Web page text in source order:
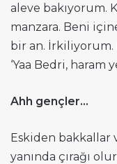
aleve bakıyorum.
manzara. Beni
bir an.
‘Yaa Bedri, haram
Ahh gençler…
Eskiden bakkallar
yanında çırağı